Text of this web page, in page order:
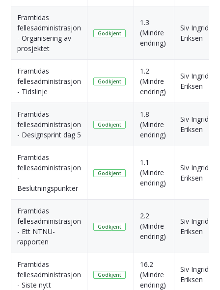
Framtidas
fellesadministrasjon
- Organisering av
prosjektet
Godkjent
1.3
(Mindre
endring)
Siv Ingrid
Eriksen
Framtidas
fellesadministrasjon
- Tidslinje
Godkjent
1.2
(Mindre
endring)
Siv Ingrid
Eriksen
Framtidas
fellesadministrasjon
- Designsprint dag 5
Godkjent
1.8
(Mindre
endring)
Siv Ingrid
Eriksen
Framtidas
fellesadministrasjon
-
Beslutningspunkter
Godkjent
1.1
(Mindre
endring)
Siv Ingrid
Eriksen
Framtidas
fellesadministrasjon
- Ett NTNU-
rapporten
Godkjent
2.2
(Mindre
endring)
Siv Ingrid
Eriksen
Framtidas
fellesadministrasjon
- Siste nytt
Godkjent
16.2
(Mindre
endring)
Siv Ingrid
Eriksen